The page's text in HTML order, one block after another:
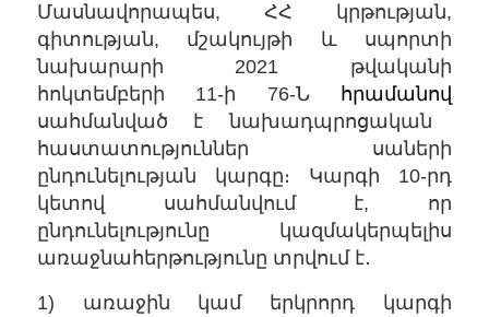
Մասնավորապես, ՀՀ կրթության,
գիտության, մշակույթի և սպորտի
նախարարի 2021 թվականի
հոկտեմբերի 11-ի 76-Ն
հրամանով
սահմանված է նախադպրոցական
հաստատություններ սաների
ընդունելության կարգը։ Կարգի 10-րդ
կետով սահմանվում է, որ
ընդունելությունը կազմակերպելիս
առաջնահերթությունը տրվում է․
1) առաջին կամ երկրորդ կարգի